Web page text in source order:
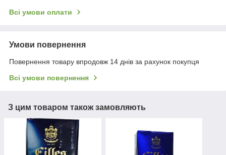
Всі умови оплати
Умови повернення
Повернення товару впродовж 14 днів за рахунок покупця
Всі умови повернення
З цим товаром також замовляють